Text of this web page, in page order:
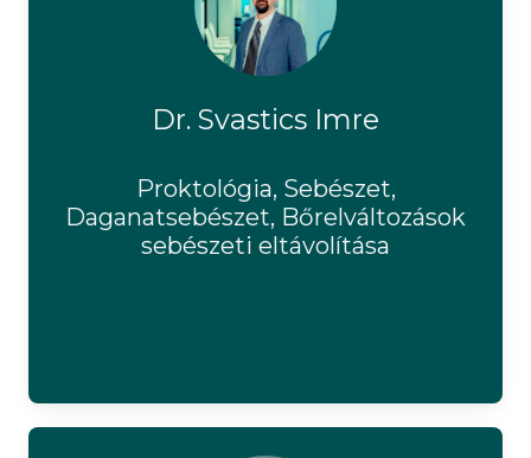
Dr. Svastics Imre
Proktológia, Sebészet,
Daganatsebészet, Bőrelváltozások
sebészeti eltávolítása